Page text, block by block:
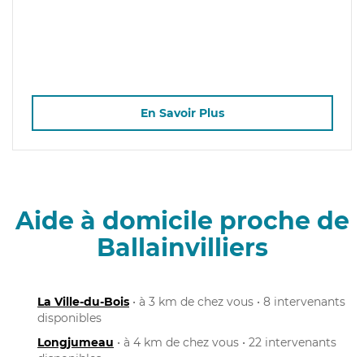
En Savoir Plus
Aide à domicile proche de
Ballainvilliers
La Ville-du-Bois • à 3 km de chez vous • 8 intervenants
disponibles
Longjumeau • à 4 km de chez vous • 22 intervenants